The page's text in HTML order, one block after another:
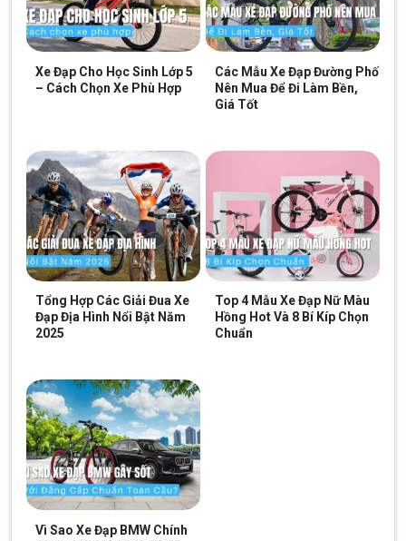
Xe Đạp Địa Hình Twitter Leopard Pro nổi bật với bộ truyền động 3×10
tốc độ
Tay đề 3×10 tốc độ, người lái điều chỉnh tốc độ linh hoạt,
phù hợp với các tình huống khác nhau, từ leo đồi cho đến
Xe Đạp Cho Học Sinh Lớp 5
– Cách Chọn Xe Phù Hợp
Các Mẫu Xe Đạp Đường Phố
Nên Mua Để Đi Làm Bền,
Giá Tốt
Tổng Hợp Các Giải Đua Xe
Đạp Địa Hình Nổi Bật Năm
2025
Top 4 Mẫu Xe Đạp Nữ Màu
Hồng Hot Và 8 Bí Kíp Chọn
Chuẩn
Vì Sao Xe Đạp BMW Chính